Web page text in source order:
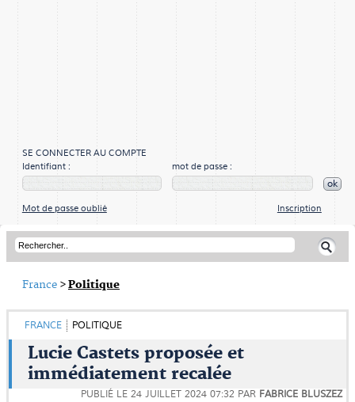
SE CONNECTER AU COMPTE
Identifiant :
mot de passe :
ok
Mot de passe oublié Inscription
France >Politique
FRANCE POLITIQUE
Lucie Castets proposée et
immédiatement recalée
PUBLIÉ LE 24 JUILLET 2024 07:32 PAR FABRICE BLUSZEZ